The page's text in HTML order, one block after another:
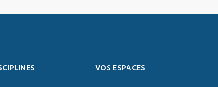
VOS ESPACES